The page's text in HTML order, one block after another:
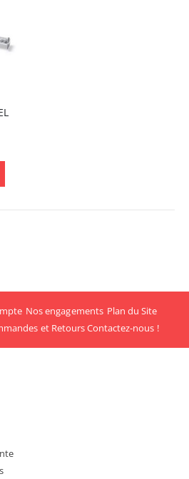
Nos engagements Plan du Site
et RetoursContactez-nous !